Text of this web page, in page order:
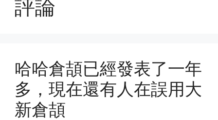
評論
哈哈倉頡已經發表了一年
多，現在還有人在誤用大
新倉頡